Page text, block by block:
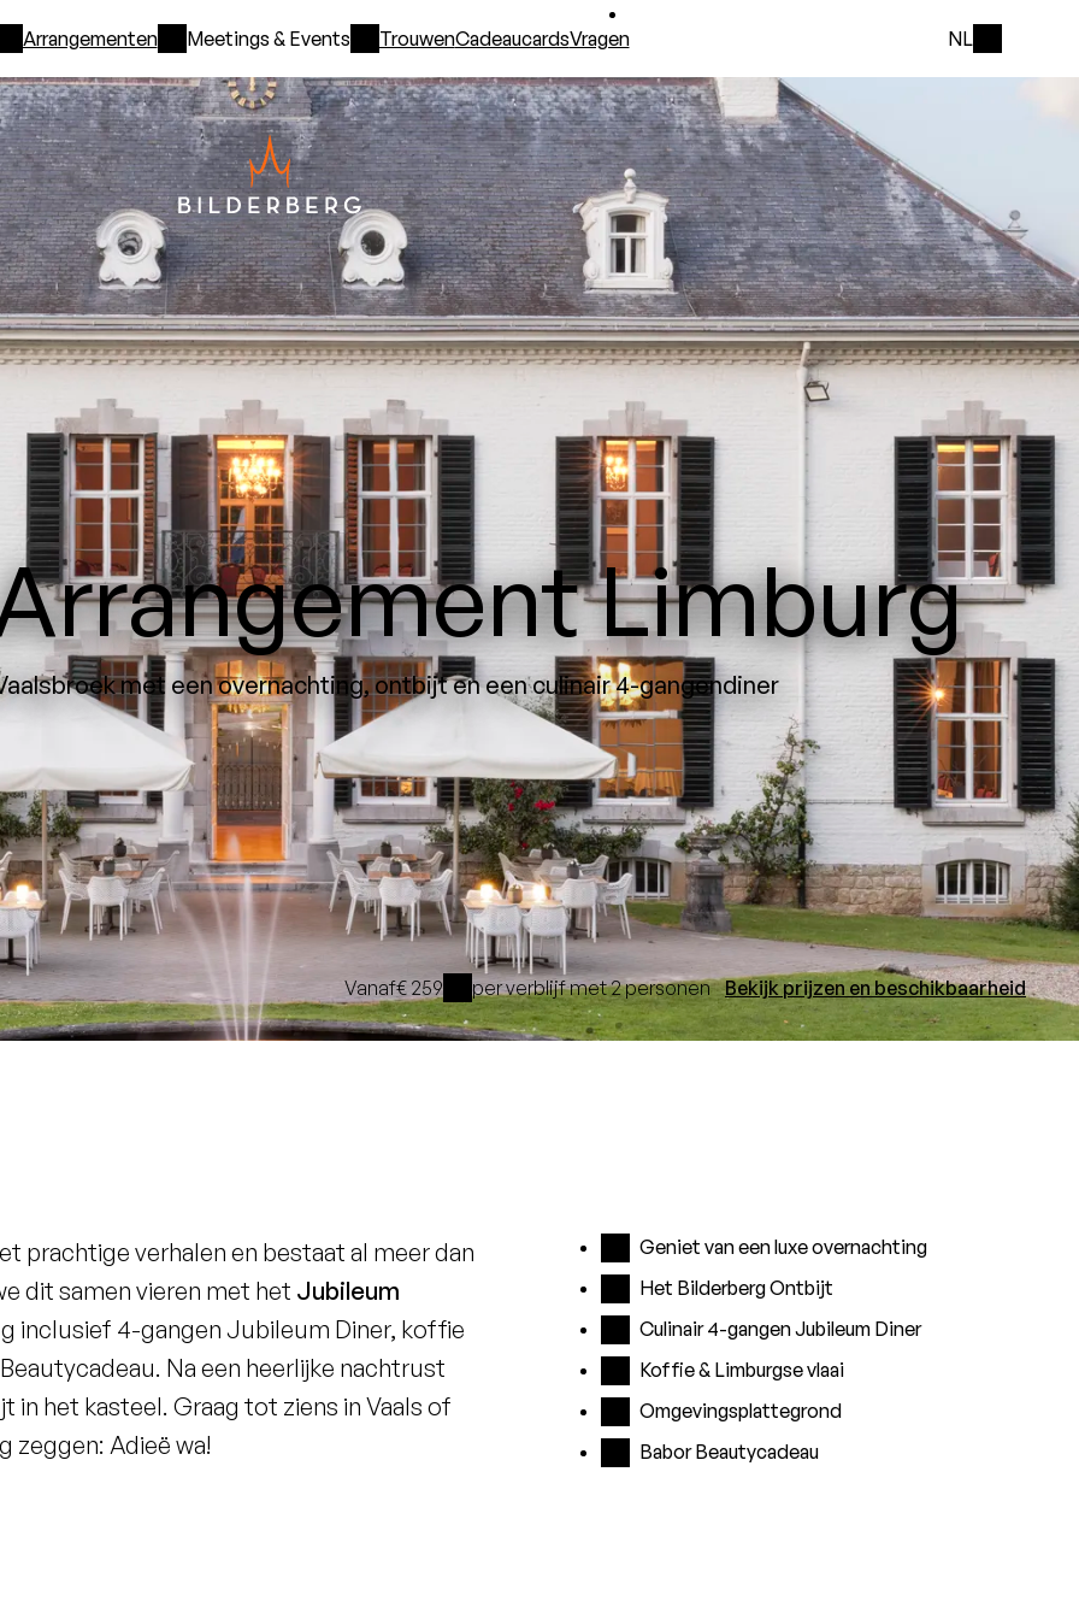
Arrangementen Meetings & Events TrouwenCadeaucardsVragen NL
Limburg
met een overnachting, ontbijt en een culinair 4-gangendiner
Vanaf€ 259
i
per verblijf met 2 personen Bekijk prijzen en beschikbaarheid
prachtige verhalen en bestaat al meer dan
dit samen vieren met het Jubileum
inclusief 4-gangen Jubileum Diner, koffie
Na een heerlijke nachtrust
het kasteel. Graag tot ziens in Vaals of
zeggen: Adieë wa!
Geniet van een luxe overnachting
Het Bilderberg Ontbijt
Culinair 4-gangen Jubileum Diner
Koffie & Limburgse vlaai
Omgevingsplattegrond
Babor Beautycadeau